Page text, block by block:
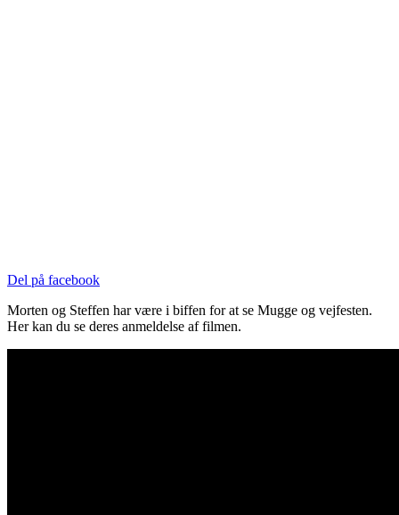
Del på facebook
Morten og Steffen har være i biffen for at se Mugge og vejfesten.
Her kan du se deres anmeldelse af filmen.